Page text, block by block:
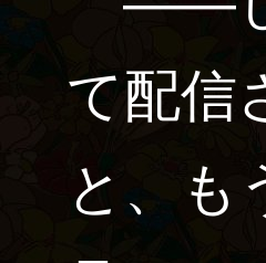
て配信
と、も